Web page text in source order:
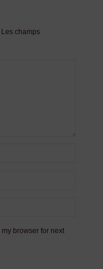
Les champs
browser for next